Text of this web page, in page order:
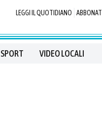
LEGGI IL QUOTIDIANO ABBONATI
SPORT VIDEO LOCALI